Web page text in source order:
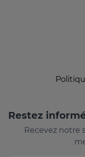
Restez
Recevez notre